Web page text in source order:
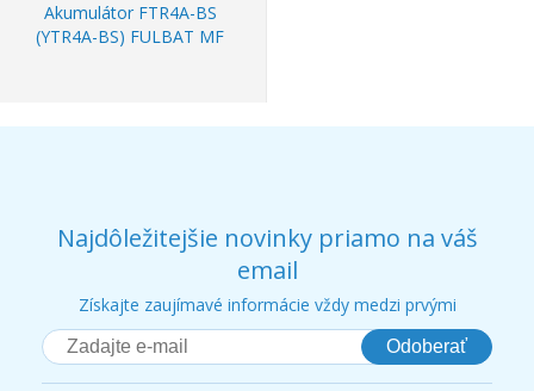
Akumulátor FTR4A-BS
(YTR4A-BS) FULBAT MF
Najdôležitejšie novinky priamo na váš
email
Získajte zaujímavé informácie vždy medzi prvými
Odoberať